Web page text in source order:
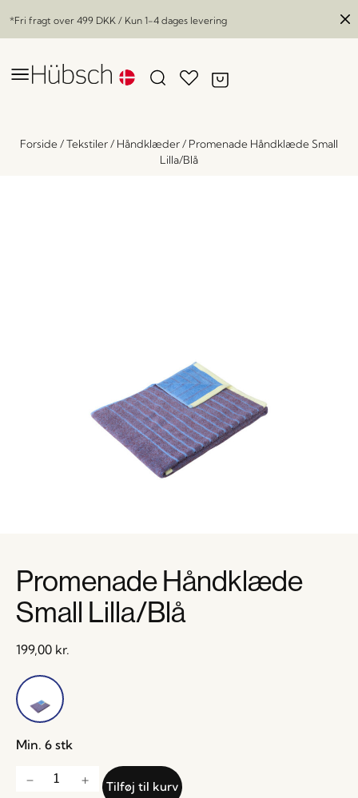
*Fri fragt over 499 DKK / Kun 1-4 dages levering
Forside/Tekstiler/ Håndklæder/ Promenade Håndklæde Small
Lilla/Blå
Promenade Håndklæde
Small Lilla/Blå
199,00 kr.
Min. 6 stk
Tilføj til kurv